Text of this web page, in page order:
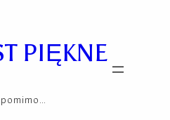
PIĘKNE